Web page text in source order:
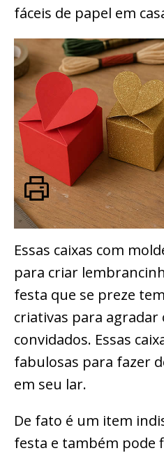
fáceis de papel em
Essas caixas com
para criar
festa que se preze
criativas para agradar
convidados. Essas
fabulosas para fazer
em seu lar.
De fato é um item
festa e também pode